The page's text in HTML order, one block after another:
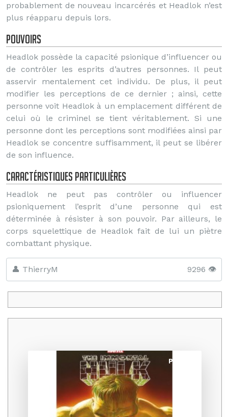
probablement de nouveau incarcérés et Headlok n’est
plus réapparu depuis lors.
Pouvoirs
Headlok possède la capacité psionique d’influencer ou
de contrôler les esprits d’autres personnes. Il peut
asservir mentalement cet individu. De plus, il peut
modifier les perceptions de ce dernier ; ainsi, cette
personne voit Headlok à un emplacement différent de
celui où le criminel se tient véritablement. Si une
personne dont les perceptions sont modifiées ainsi par
Headlok se concentre suffisamment, il peut se libérer
de son influence.
Caractéristiques particulières
Headlok ne peut pas contrôler ou influencer
psioniquement l’esprit d’une personne qui est
déterminée à résister à son pouvoir. Par ailleurs, le
corps squelettique de Headlok fait de lui un piètre
combattant physique.
👤 ThierryM 9296 👁️
Promo